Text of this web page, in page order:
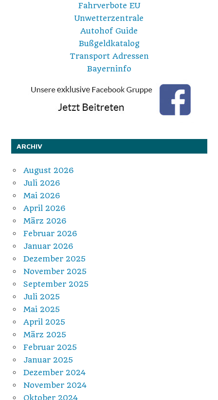
Fahrverbote EU
Unwetterzentrale
Autohof Guide
Bußgeldkatalog
Transport Adressen
Bayerninfo
ARCHIV
August 2026
Juli 2026
Mai 2026
April 2026
März 2026
Februar 2026
Januar 2026
Dezember 2025
November 2025
September 2025
Juli 2025
Mai 2025
April 2025
März 2025
Februar 2025
Januar 2025
Dezember 2024
November 2024
Oktober 2024